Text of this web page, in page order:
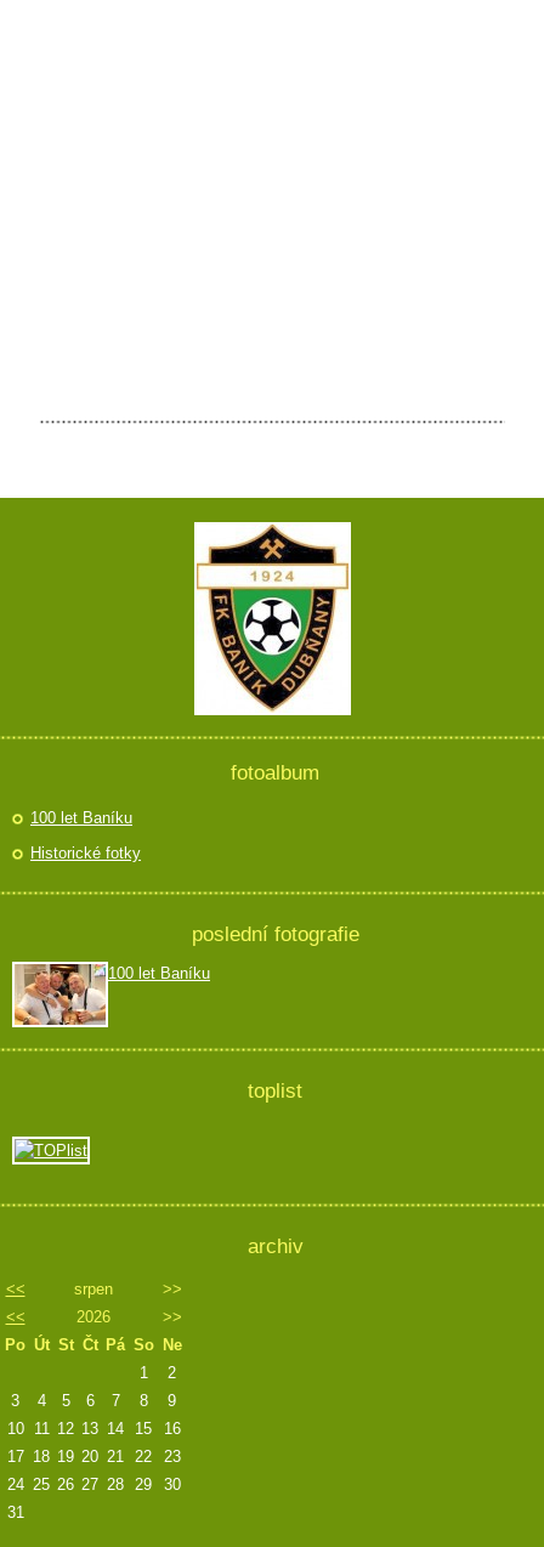
fotoalbum
100 let Baníku
Historické fotky
poslední fotografie
100 let Baníku
toplist
archiv
<< srpen
>>
<<
2026
>>
Po Út St Čt Pá So
Ne
1
2
3
4 5 6 7 8
9
10
11 12 13 14 15
16
17 18 19 20 21 22
23
24 25 26 27 28 29
30
31